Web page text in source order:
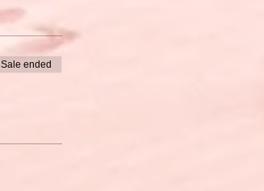
Sale ended